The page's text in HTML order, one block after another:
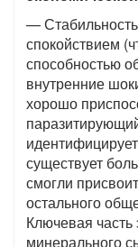
—
спокойствием
способностью
внутренние
хорошо
существует
смогли
остального
Ключевая
минерального